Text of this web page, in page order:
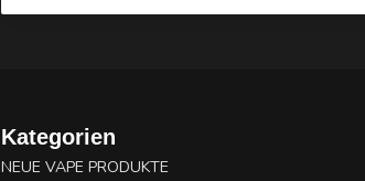
Kategorien
NEUE VAPE PRODUKTE